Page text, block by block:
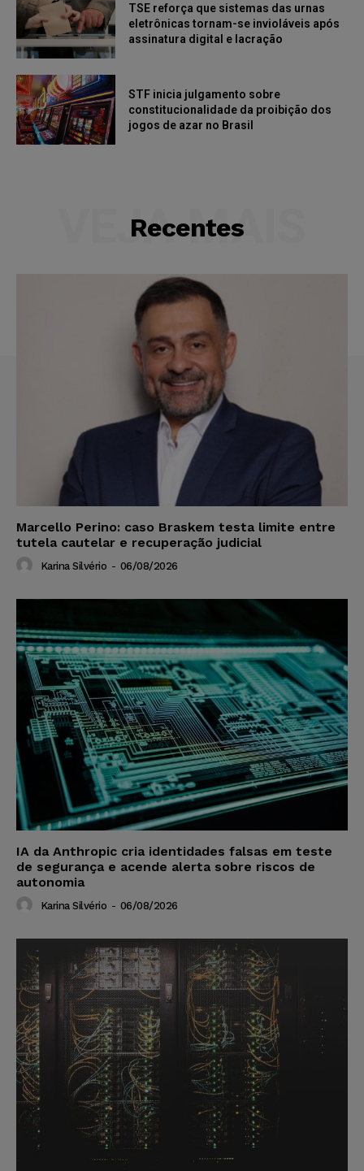
TSE reforça que sistemas das urnas
eletrônicas tornam-se invioláveis após
assinatura digital e lacração
STF inicia julgamento sobre
constitucionalidade da proibição dos
jogos de azar no Brasil
Recentes
VEJA MAIS
Marcello Perino: caso Braskem testa limite entre
tutela cautelar e recuperação judicial
Karina Silvério - 06/08/2026
IA da Anthropic cria identidades falsas em teste
de segurança e acende alerta sobre riscos de
autonomia
Karina Silvério - 06/08/2026